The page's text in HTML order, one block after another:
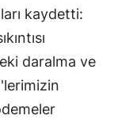
kaydetti:
daralma ve